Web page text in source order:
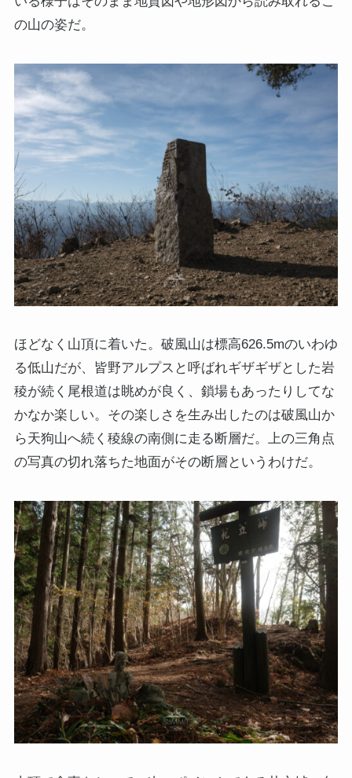
の山の姿だ。
ほどなく山頂に着いた。破風山は標高626.5mのいわゆ
る低山だが、皆野アルプスと呼ばれギザギザとした岩
稜が続く尾根道は眺めが良く、鎖場もあったりしてな
かなか楽しい。その楽しさを生み出したのは破風山か
ら天狗山へ続く稜線の南側に走る断層だ。上の三角点
の写真の切れ落ちた地面がその断層というわけだ。